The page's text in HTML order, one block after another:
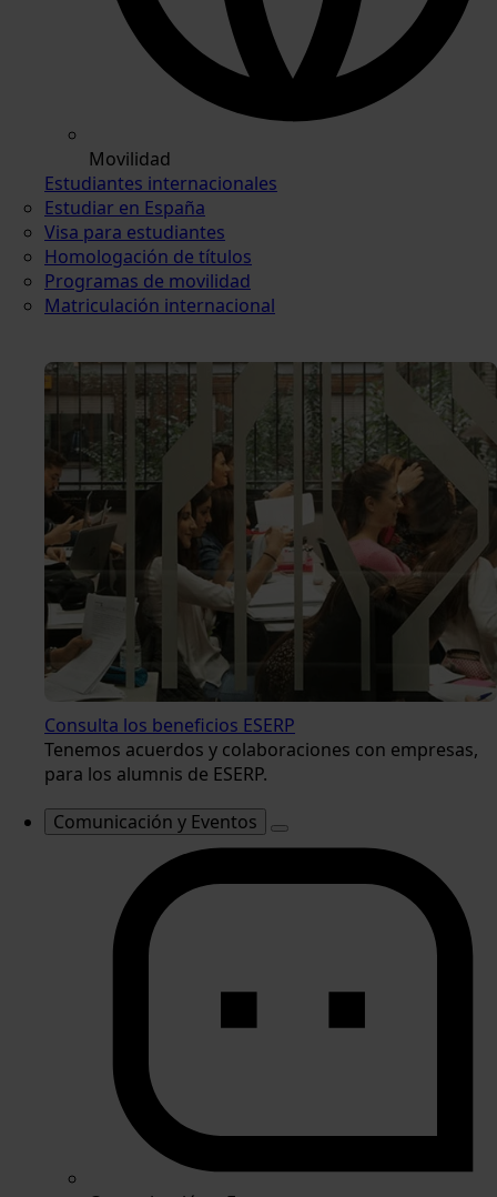
Movilidad
Estudiantes internacionales
Estudiar en España
Visa para estudiantes
Homologación de títulos
Programas de movilidad
Matriculación internacional
Consulta los beneficios ESERP
Tenemos acuerdos y colaboraciones con empresas,
para los alumnis de ESERP.
Comunicación y Eventos